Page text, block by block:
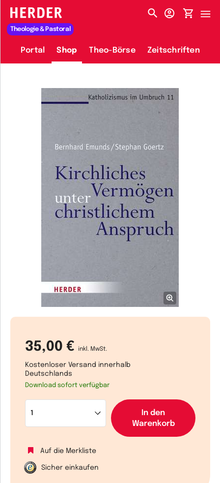
HERDER-MENÜ
Theologie & Pastoral
Portal Shop Theo-Börse Zeitschriften
35,00 € inkl. MwSt.
Kostenloser Versand innerhalb
Deutschlands
Download sofort verfügbar
In den
Warenkorb
Auf die Merkliste
Sicher einkaufen